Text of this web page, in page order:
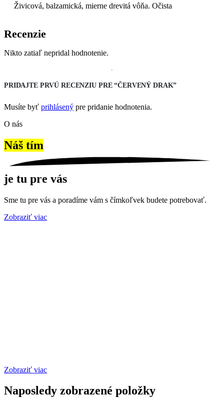
Živicová, balzamická, mierne drevitá vôňa. Očista
Recenzie
Nikto zatiaľ nepridal hodnotenie.
PRIDAJTE PRVÚ RECENZIU PRE “ČERVENÝ DRAK”
Musíte byť prihlásený pre pridanie hodnotenia.
O nás
Náš tím
je tu pre vás
Sme tu pre vás a poradíme vám s čímkoľvek budete potrebovať.
Zobraziť viac
Zobraziť viac
Naposledy zobrazené položky